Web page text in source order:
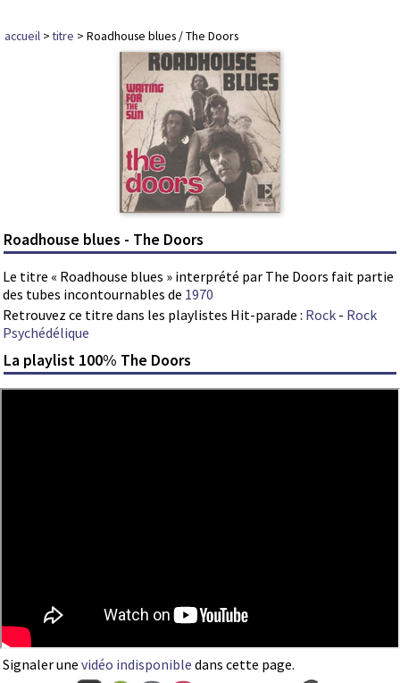
accueil >titre > Roadhouse blues / The Doors
Roadhouse blues - The Doors
Le titre « Roadhouse blues » interprété par The Doors fait partie
des tubes incontournables de 1970
Retrouvez ce titre dans les playlistes Hit-parade : Rock - Rock
Psychédélique
La playlist 100% The Doors
Signaler une vidéo indisponible dans cette page.